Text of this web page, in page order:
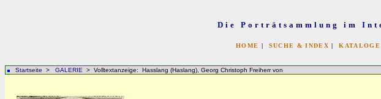
Die Porträtsammlung im
HOME | SUCHE & INDEX |KATALOGE
Startseite > GALERIE > Volltextanzeige: Hasslang (Haslang), Georg Christoph Freiherr von